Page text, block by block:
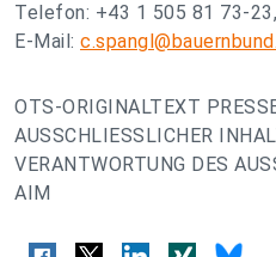
Telefon: +43 1 505 81 73-23,
E-Mail:
OTS-ORIGINALTEXT
AUSSCHLIESSLICHER
VERANTWORTUNG DES
AIM